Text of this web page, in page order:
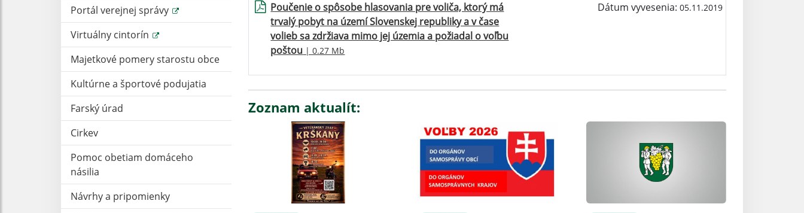
Portál verejnej správy
Virtuálny cintorín
Majetkové pomery starostu obce
Kultúrne a športové podujatia
Farský úrad
Cirkev
Pomoc obetiam domáceho
násilia
Návrhy a pripomienky
Poučenie o spôsobe hlasovania pre voliča, ktorý má
trvalý pobyt na území Slovenskej republiky a v čase
volieb sa zdržiava mimo jej územia a požiadal o voľbu
poštou | 0.27 Mb
Dátum vyvesenia: 05.11.2019
Zoznam aktualít: